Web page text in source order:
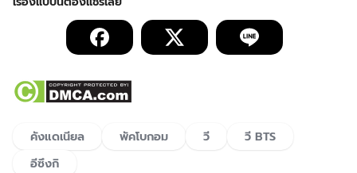
คังแดเนียล พัคโบกอม วี
วี BTS
อีซึงกิ